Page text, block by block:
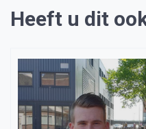
Heeft u dit